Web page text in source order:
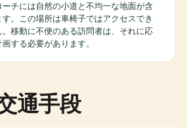
ーチには自然の小道と不均一な地面が含
す。この場所は車椅子ではアクセスでき
。移動に不便のある訪問者は、それに応
画する必要があります。
通手段